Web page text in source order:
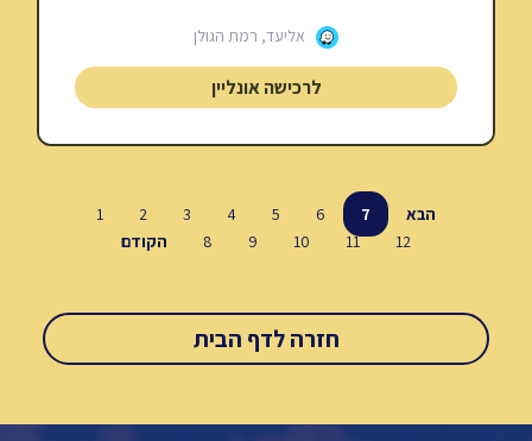
אליעד, רמת הגולן
לרכישה אונליין
הבא 1 2 3 4 5 6
7
8
9 10 11 12 הקודם
חזרה לדף הבית